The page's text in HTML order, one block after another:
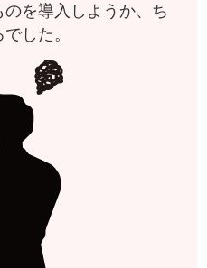
を導入しようか、ち
した。